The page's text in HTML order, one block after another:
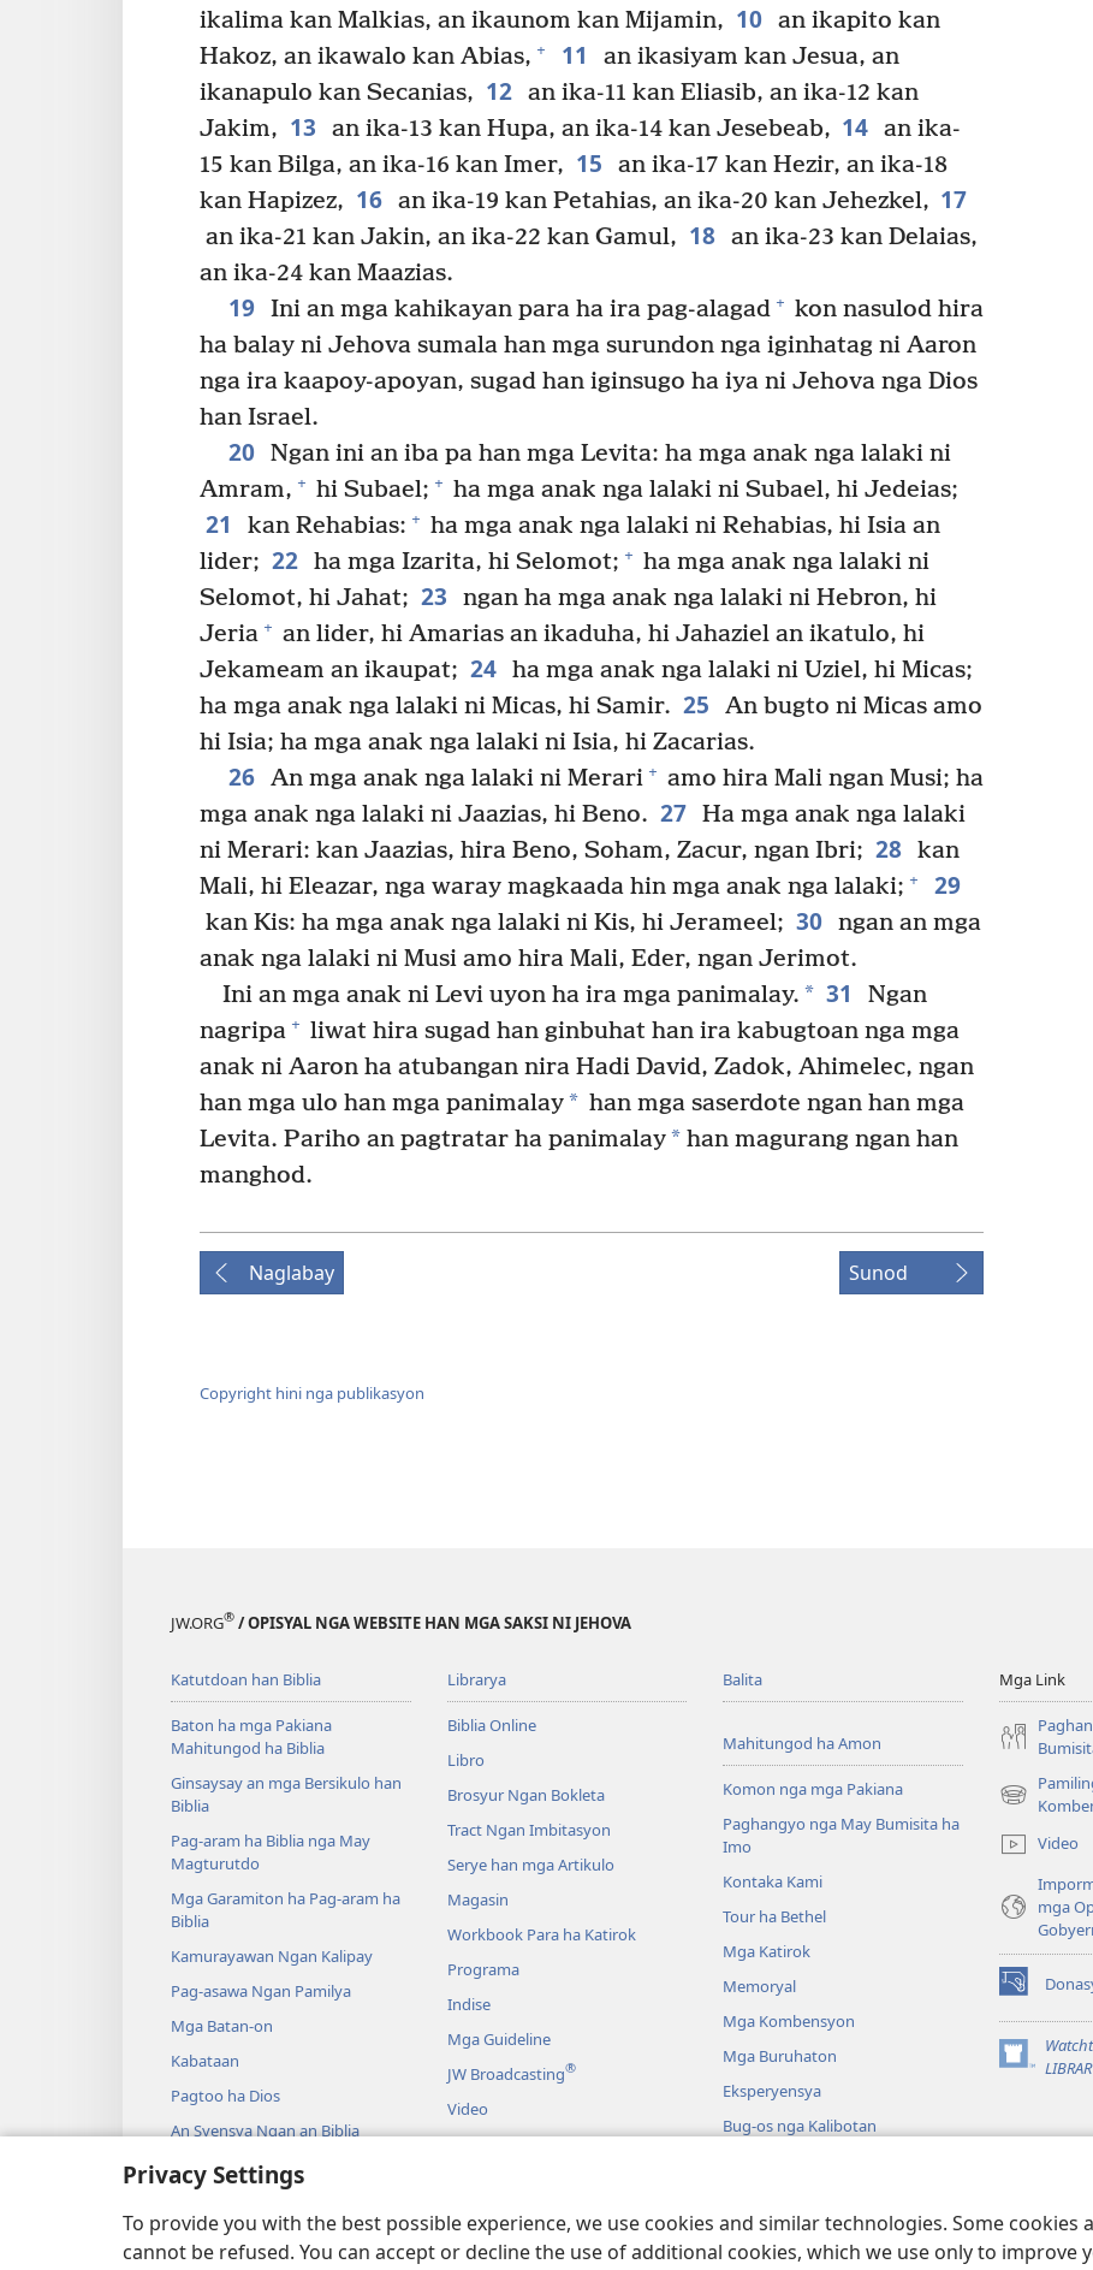
Privacy Settings
To provide you with the best possible experience, we use cookies and similar technologies. Some
cannot be refused. You can accept or decline the use of additional cookies, which we use only to improve
ikalima kan Malkias, an ikaunom kan Mijamin, 10 an ikapito kan
Hakoz, an ikawalo kan Abias, + 11
an ikasiyam kan Jesua, an
ikanapulo kan Secanias, 12 an ika-11 kan Eliasib, an ika-12 kan
Jakim, 13 an ika-13 kan Hupa, an ika-14 kan Jesebeab, 14 an ika-
15 kan Bilga, an ika-16 kan Imer, 15
an ika-17 kan Hezir, an ika-18
kan Hapizez, 16 an ika-19 kan Petahias, an ika-20 kan Jehezkel, 17
an ika-21 kan Jakin, an ika-22 kan Gamul, 18 an ika-23 kan Delaias,
an ika-24 kan Maazias.
19 Ini an mga kahikayan para ha ira pag-alagad + kon nasulod hira
ha balay ni Jehova sumala han mga surundon nga iginhatag ni Aaron
nga ira kaapoy-apoyan, sugad han iginsugo ha iya ni Jehova nga Dios
han Israel.
20 Ngan ini an iba pa han mga Levita: ha mga anak nga lalaki ni
Amram, + hi Subael; + ha mga anak nga lalaki ni Subael, hi Jedeias;
21 kan Rehabias: + ha mga anak nga lalaki ni Rehabias, hi Isia an
lider; 22 ha mga Izarita, hi Selomot; + ha mga anak nga lalaki ni
Selomot, hi Jahat; 23
ngan ha mga anak nga lalaki ni Hebron, hi
Jeria + an lider, hi Amarias an ikaduha, hi Jahaziel an ikatulo, hi
Jekameam an ikaupat; 24 ha mga anak nga lalaki ni Uziel, hi Micas;
ha mga anak nga lalaki ni Micas, hi Samir. 25
An bugto ni Micas amo
hi Isia; ha mga anak nga lalaki ni Isia, hi Zacarias.
26 An mga anak nga lalaki ni Merari + amo hira Mali ngan Musi; ha
mga anak nga lalaki ni Jaazias, hi Beno. 27 Ha mga anak nga lalaki
ni Merari: kan Jaazias, hira Beno, Soham, Zacur, ngan Ibri; 28 kan
Mali, hi Eleazar, nga waray magkaada hin mga anak nga lalaki; + 29
kan Kis: ha mga anak nga lalaki ni Kis, hi Jerameel; 30 ngan an mga
anak nga lalaki ni Musi amo hira Mali, Eder, ngan Jerimot.
Ini an mga anak ni Levi uyon ha ira mga panimalay. * 31
Ngan
nagripa + liwat hira sugad han ginbuhat han ira kabugtoan nga mga
anak ni Aaron ha atubangan nira Hadi David, Zadok, Ahimelec, ngan
han mga ulo han mga panimalay* han mga saserdote ngan han mga
Levita. Pariho an pagtratar ha panimalay* han magurang ngan han
manghod.
Naglabay Sunod
Copyright hini nga publikasyon
JW.ORG® / OPISYAL NGA WEBSITE HAN MGA SAKSI NI JEHOVA
Katutdoan han Biblia
Baton ha mga Pakiana
Mahitungod ha Biblia
Ginsaysay an mga Bersikulo han
Biblia
Pag-aram ha Biblia nga May
Magturutdo
Mga Garamiton ha Pag-aram ha
Biblia
Kamurayawan Ngan Kalipay
Pag-asawa Ngan Pamilya
Mga Batan-on
Kabataan
Pagtoo ha Dios
An Syensya Ngan an Biblia
An Kasaysayan Ngan an Biblia
Librarya
Biblia Online
Libro
Brosyur Ngan Bokleta
Tract Ngan Imbitasyon
Serye han mga Artikulo
Magasin
Workbook Para ha Katirok
Programa
Indise
Mga Guideline
JW Broadcasting®
Video
Musika
Igindrama nga Pagbasa ha Biblia
Balita
Mahitungod ha Amon
Komon nga mga Pakiana
Paghangyo nga May Bumisita ha
Imo
Kontaka Kami
Tour ha Bethel
Mga Katirok
Memoryal
Mga Kombensyon
Mga Buruhaton
Eksperyensya
Bug-os nga Kalibotan
Mga Link
(opens
window)Video
mga
(opens
new
window)
(opens